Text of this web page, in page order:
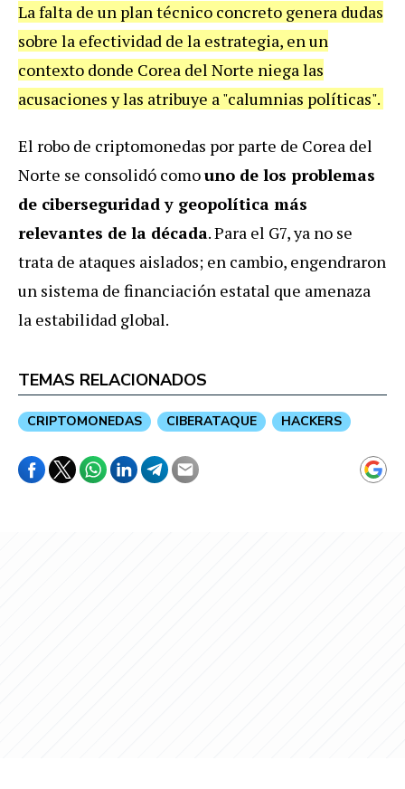
La falta de un plan técnico concreto genera dudas
sobre la efectividad de la estrategia, en un
contexto donde Corea del Norte niega las
acusaciones y las atribuye a "calumnias políticas".
El robo de criptomonedas por parte de Corea del
Norte se consolidó comouno de los problemas
de ciberseguridad y geopolítica más
relevantes de la década. Para el G7, ya no se
trata de ataques aislados; en cambio, engendraron
un sistema de financiación estatal que amenaza
la estabilidad global.
TEMAS RELACIONADOS
CRIPTOMONEDAS CIBERATAQUE HACKERS